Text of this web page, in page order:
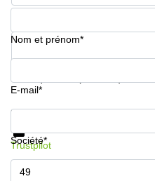
Numéro de téléphone*
Nom et prénom*
E-mail*
Société*
Informations et prix
Trustpilot